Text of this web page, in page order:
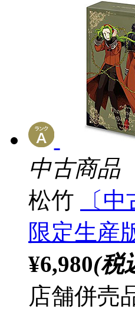
中古商品
松竹
〔
限定生産
¥6,980(税
店舗併売